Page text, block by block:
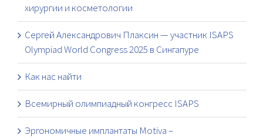
хирургии и косметологии
Сергей Александрович Плаксин — участник ISAPS
Olympiad World Congress 2025 в Сингапуре
Как нас найти
Всемирный олимпиадный конгресс ISAPS
Эргономичные имплантаты Motiva –